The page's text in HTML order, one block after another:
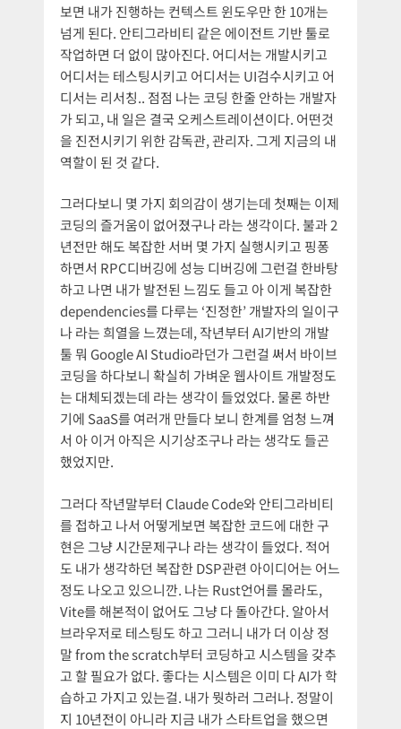
보면 내가 진행하는 컨텍스트 윈도우만 한 10개는
넘게 된다. 안티그라비티 같은 에이전트 기반 툴로
작업하면 더 없이 많아진다. 어디서는 개발시키고
어디서는 테스팅시키고 어디서는 UI검수시키고 어
디서는 리서칭.. 점점 나는 코딩 한줄 안하는 개발자
가 되고, 내 일은 결국 오케스트레이션이다. 어떤것
을 진전시키기 위한 감독관, 관리자. 그게 지금의 내
역할이 된 것 같다.
그러다보니 몇 가지 회의감이 생기는데 첫째는 이제
코딩의 즐거움이 없어졌구나 라는 생각이다. 불과 2
년전만 해도 복잡한 서버 몇 가지 실행시키고 핑퐁
하면서 RPC디버깅에 성능 디버깅에 그런걸 한바탕
하고 나면 내가 발전된 느낌도 들고 아 이게 복잡한
dependencies를 다루는 ‘진정한’ 개발자의 일이구
나 라는 희열을 느꼈는데, 작년부터 AI기반의 개발
툴 뭐 Google AI Studio라던가 그런걸 써서 바이브
코딩을 하다보니 확실히 가벼운 웹사이트 개발정도
는 대체되겠는데 라는 생각이 들었었다. 물론 하반
기에 SaaS를 여러개 만들다 보니 한계를 엄청 느껴
서 아 이거 아직은 시기상조구나 라는 생각도 들곤
했었지만.
그러다 작년말부터 Claude Code와 안티그라비티
를 접하고 나서 어떻게보면 복잡한 코드에 대한 구
현은 그냥 시간문제구나 라는 생각이 들었다. 적어
도 내가 생각하던 복잡한 DSP관련 아이디어는 어느
정도 나오고 있으니깐. 나는 Rust언어를 몰라도,
Vite를 해본적이 없어도 그냥 다 돌아간다. 알아서
브라우저로 테스팅도 하고 그러니 내가 더 이상 정
말 from the scratch부터 코딩하고 시스템을 갖추
고 할 필요가 없다. 좋다는 시스템은 이미 다 AI가 학
습하고 가지고 있는걸. 내가 뭣하러 그러나. 정말이
지 10년전이 아니라 지금 내가 스타트업을 했으면